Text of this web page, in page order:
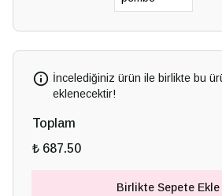
İncelediğiniz ürün ile birlikte bu
eklenecektir!
Toplam
₺ 687.50
Birlikte Sepete Ekle